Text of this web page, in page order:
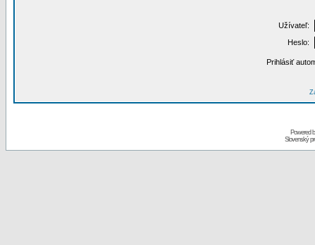
Užívateľ:
Heslo:
Prihlásiť
Powered
Slovenský